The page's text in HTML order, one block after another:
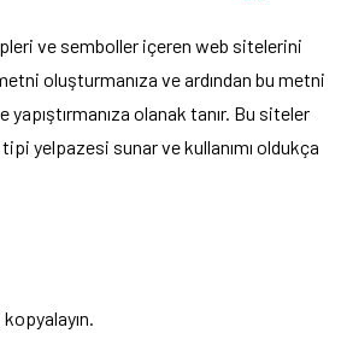
ve semboller içeren web sitelerini
oluşturmanıza ve ardından bu metni
olanak tanır. Bu siteler
yelpazesi sunar ve kullanımı oldukça